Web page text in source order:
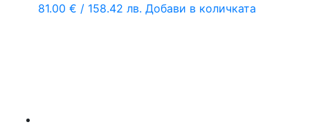
81.00 € / 158.42 лв. Добави в количката